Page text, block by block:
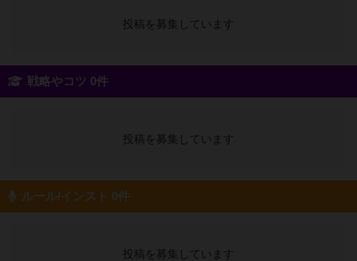
投稿を募集しています
戦略やコツ 0件
投稿を募集しています
ルール/インスト 0件
投稿を募集しています